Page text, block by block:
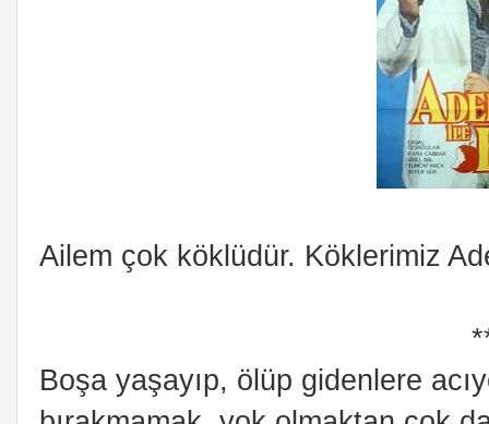
Ailem çok köklüdür. Köklerimiz
Boşa yaşayıp, ölüp gidenlere